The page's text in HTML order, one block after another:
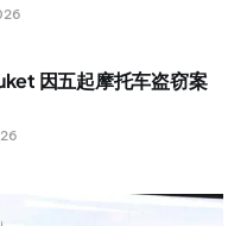
因五起摩托车盗窃案